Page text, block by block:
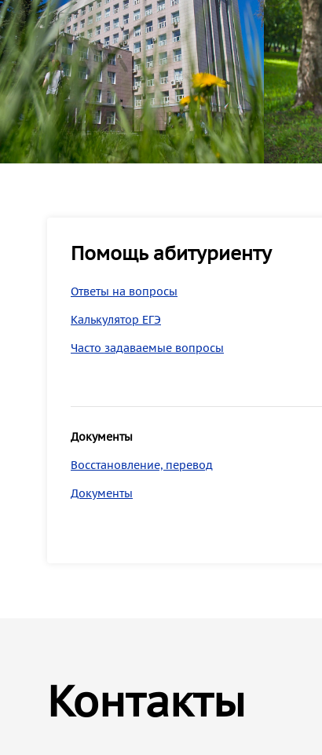
Помощь абитуриенту
Ответы на вопросы
Калькулятор ЕГЭ
Часто задаваемые вопросы
Документы
Восстановление, перевод
Документы
Контакты